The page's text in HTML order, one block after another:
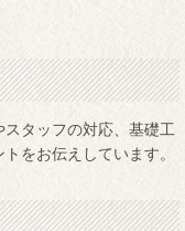
タッフの対応、基礎工
をお伝えしています。